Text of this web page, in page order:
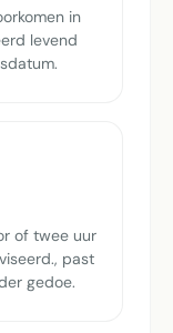
in
levend
of twee uur
past
gedoe.